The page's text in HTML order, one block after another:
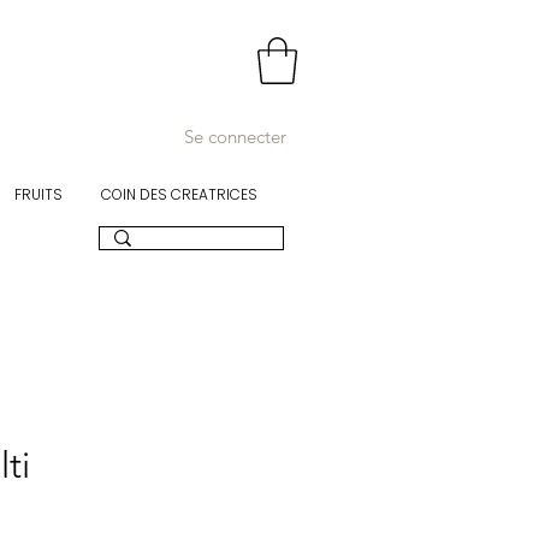
Se connecter
FRUITS COIN DES CREATRICES